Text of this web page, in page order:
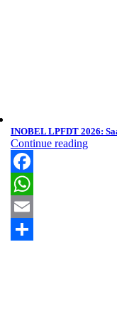
INOBEL LPFDT 2026:
Continue reading
Facebook
WhatsApp
Email